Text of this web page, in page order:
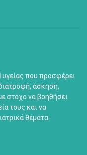
υγείας που προσφέρει
άσκηση,
στόχο να βοηθήσει
τους και να
θέματα.